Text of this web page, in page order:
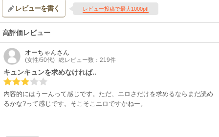
レビューを書く レビュー投稿で最大1000pt!
高評価レビュー
オーちゃんさん
(女性/50代) 総レビュー数：219件
キュンキュンを求めなければ..
内容的にはうーんって感じです。ただ、エロさだけを求めるならまだ読め
るかな?って感じです。そこそこエロですかねー。